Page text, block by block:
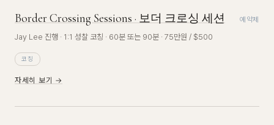
Border Crossing Sessions · 보더 크로싱 세션 예약제
Jay Lee 진행 · 1:1 성찰 코칭 · 60분 또는 90분 · 75만원 / $500
코칭
자세히 보기 →